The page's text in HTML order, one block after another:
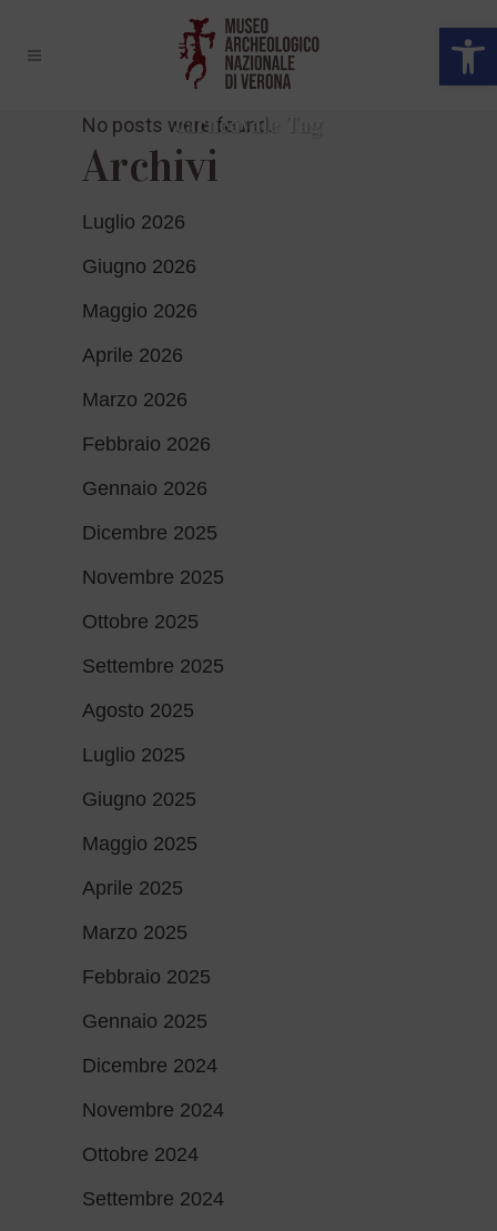
carneavale Tag
No posts were found.
Archivi
Luglio 2026
Giugno 2026
Maggio 2026
Aprile 2026
Marzo 2026
Febbraio 2026
Gennaio 2026
Dicembre 2025
Novembre 2025
Ottobre 2025
Settembre 2025
Agosto 2025
Luglio 2025
Giugno 2025
Maggio 2025
Aprile 2025
Marzo 2025
Febbraio 2025
Gennaio 2025
Dicembre 2024
Novembre 2024
Ottobre 2024
Settembre 2024